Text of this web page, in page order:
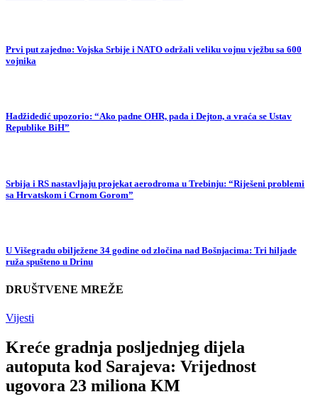
Prvi put zajedno: Vojska Srbije i NATO održali veliku vojnu vježbu sa 600
vojnika
Hadžidedić upozorio: “Ako padne OHR, pada i Dejton, a vraća se Ustav
Republike BiH”
Srbija i RS nastavljaju projekat aerodroma u Trebinju: “Riješeni problemi
sa Hrvatskom i Crnom Gorom”
U Višegradu obilježene 34 godine od zločina nad Bošnjacima: Tri hiljade
ruža spušteno u Drinu
DRUŠTVENE MREŽE
Vijesti
Kreće gradnja posljednjeg dijela
autoputa kod Sarajeva: Vrijednost
ugovora 23 miliona KM